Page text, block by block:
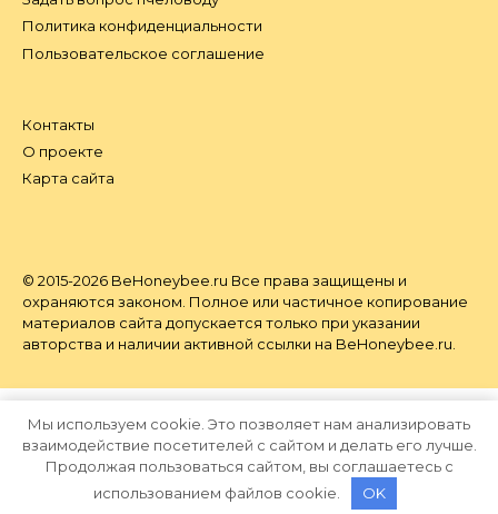
Политика конфиденциальности
Пользовательское соглашение
Контакты
О проекте
Карта сайта
© 2015-2026 BeHoneybee.ru Все права защищены и
охраняются законом. Полное или частичное копирование
материалов сайта допускается только при указании
авторства и наличии активной ссылки на BeHoneybee.ru.
Мы используем cookie. Это позволяет нам анализировать
взаимодействие посетителей с сайтом и делать его лучше.
Продолжая пользоваться сайтом, вы соглашаетесь с
использованием файлов cookie.
OK